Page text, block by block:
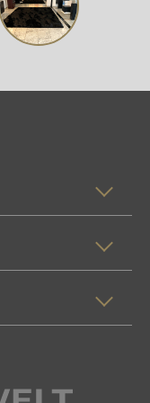
Signalführung
dass der
das, worum es